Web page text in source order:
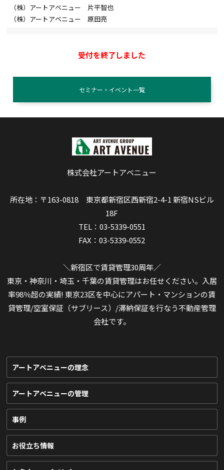
（株）アートアベニュー 片平智也
（株）アートアベニュー 原田亮
受付を終了しました
セミナー・イベント一覧
株式会社アートアベニュー
所在地：〒163-0818 東京都新宿区西新宿2-4-1 新宿NSビル
18F
TEL：03-5339-0551
FAX：03-5339-0552
＼新宿区で賃貸管理30周年／
東京・神奈川・埼玉・千葉の賃貸管理はお任せください。入居
率98％超の実績! 東京23区を中心にアパート・マンションの賃
貸管理/空室保証（サブリース）/滞納保証を行なう不動産管理
会社です。
アートアベニューの理念
アートアベニューの管理
事例
お役立ち情報